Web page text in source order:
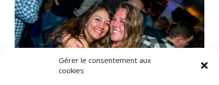
Gérer le consentement aux
cookies